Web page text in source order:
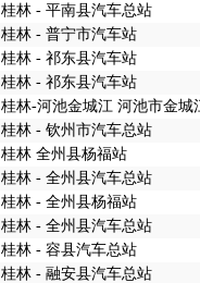
桂林 - 平南县汽车总站
桂林 - 普宁市汽车站
桂林 - 祁东县汽车站
桂林 - 祁东县汽车站
桂林-河池金城江 河池市金城
桂林 - 钦州市汽车总站
桂林 全州县杨福站
桂林 - 全州县汽车总站
桂林 - 全州县杨福站
桂林 - 全州县汽车总站
桂林 - 容县汽车总站
桂林 - 融安县汽车总站